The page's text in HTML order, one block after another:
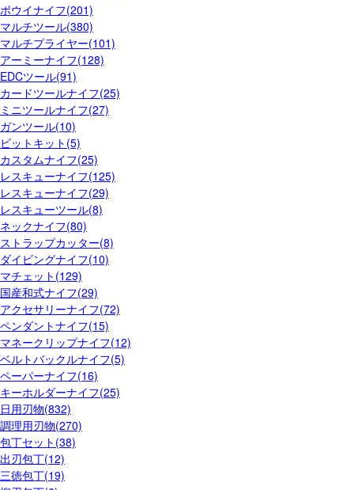
ボウイナイフ(201)
マルチツール(380)
マルチプライヤー(101)
アーミーナイフ(128)
EDCツール(91)
カードツールナイフ(25)
ミニツールナイフ(27)
ガンツール(10)
ビットキット(5)
カスタムナイフ(25)
レスキューナイフ(125)
レスキューナイフ(29)
レスキューツール(8)
ネックナイフ(80)
ストラップカッター(8)
ダイビングナイフ(10)
マチェット(129)
国産和式ナイフ(29)
アクセサリーナイフ(72)
ペンダントナイフ(15)
マネークリップナイフ(12)
ベルトバックルナイフ(5)
ペーパーナイフ(16)
キーホルダーナイフ(25)
日用刃物(832)
調理用刃物(270)
包丁セット(38)
出刃包丁(12)
三徳包丁(19)